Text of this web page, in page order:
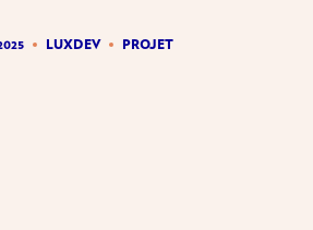
LUXDEV PROJET